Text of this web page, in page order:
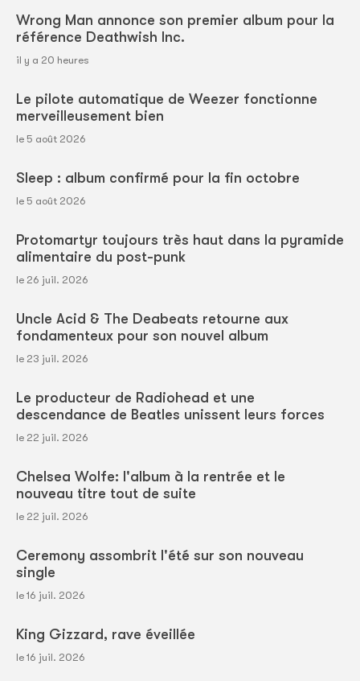
Wrong Man annonce son premier album pour la
référence Deathwish Inc.
il y a 20 heures
Le pilote automatique de Weezer fonctionne
merveilleusement bien
le 5 août 2026
Sleep : album confirmé pour la fin octobre
le 5 août 2026
Protomartyr toujours très haut dans la pyramide
alimentaire du post-punk
le 26 juil. 2026
Uncle Acid & The Deabeats retourne aux
fondamenteux pour son nouvel album
le 23 juil. 2026
Le producteur de Radiohead et une
descendance de Beatles unissent leurs forces
le 22 juil. 2026
Chelsea Wolfe: l'album à la rentrée et le
nouveau titre tout de suite
le 22 juil. 2026
Ceremony assombrit l'été sur son nouveau
single
le 16 juil. 2026
King Gizzard, rave éveillée
le 16 juil. 2026